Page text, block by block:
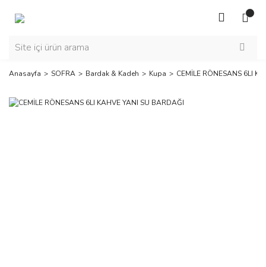
Anasayfa SOFRA Bardak & Kadeh Kupa CEMİLE RÖNESANS 6LI